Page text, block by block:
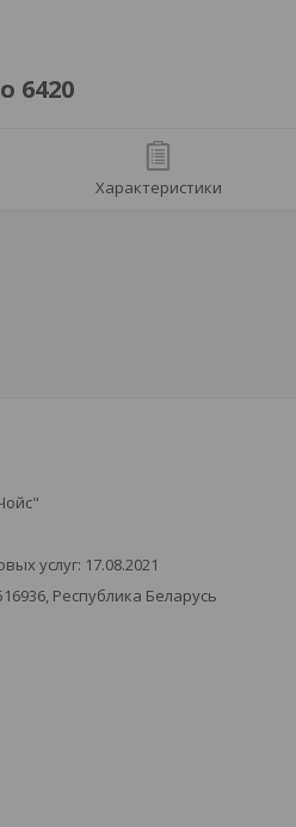
6420
Характеристики
услуг: 17.08.2021
Республика Беларусь